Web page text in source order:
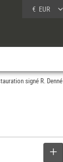
€ EUR
signé R. Denné